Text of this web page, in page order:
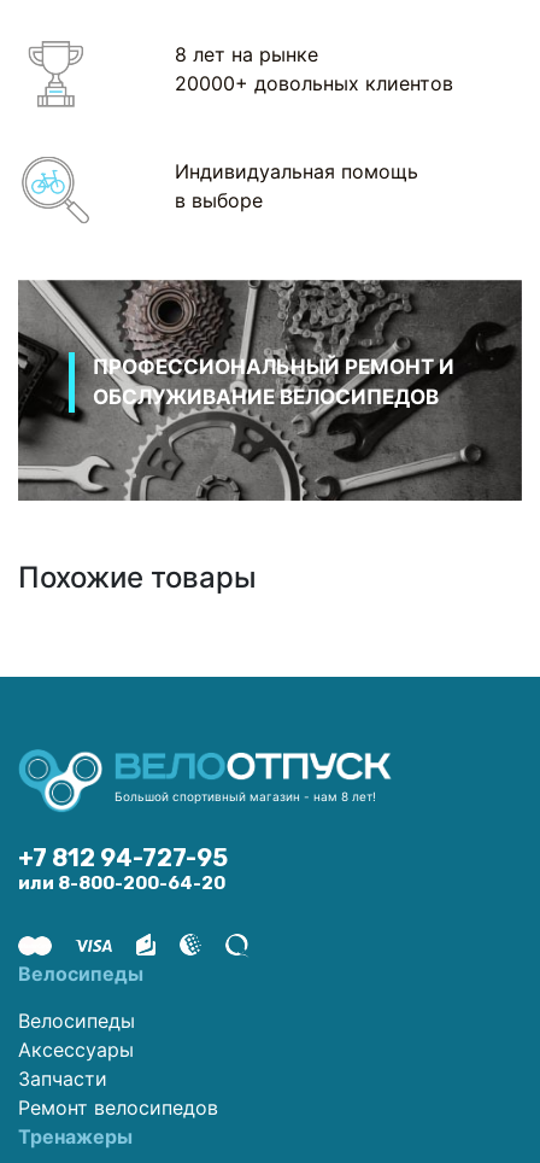
8 лет на рынке
20000+ довольных клиентов
Индивидуальная помощь
в выборе
ПРОФЕССИОНАЛЬНЫЙ РЕМОНТ И
ОБСЛУЖИВАНИЕ ВЕЛОСИПЕДОВ
Похожие товары
Большой спортивный магазин - нам 8 лет!
+7 812 94-727-95
или 8-800-200-64-20
Велосипеды
Велосипеды
Аксессуары
Запчасти
Ремонт велосипедов
Тренажеры